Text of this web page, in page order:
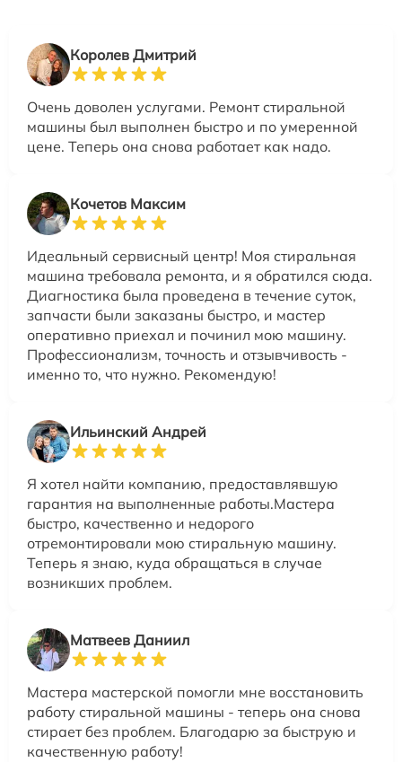
Королев Дмитрий
Очень доволен услугами. Ремонт стиральной
машины был выполнен быстро и по умеренной
цене. Теперь она снова работает как надо.
Кочетов Максим
Идеальный сервисный центр! Моя стиральная
машина требовала ремонта, и я обратился сюда.
Диагностика была проведена в течение суток,
запчасти были заказаны быстро, и мастер
оперативно приехал и починил мою машину.
Профессионализм, точность и отзывчивость -
именно то, что нужно. Рекомендую!
Ильинский Андрей
Я хотел найти компанию, предоставлявшую
гарантия на выполненные работы.Мастера
быстро, качественно и недорого
отремонтировали мою стиральную машину.
Теперь я знаю, куда обращаться в случае
возникших проблем.
Матвеев Даниил
Мастера мастерской помогли мне восстановить
работу стиральной машины - теперь она снова
стирает без проблем. Благодарю за быструю и
качественную работу!